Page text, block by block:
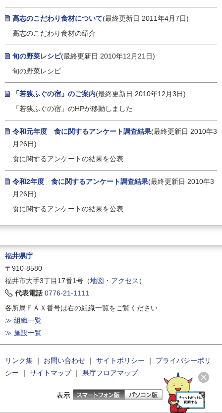
高志のこだわり食材について(最終更新日 2011年4月7日)
高志のこだわり食材の紹介
旬の野菜レシピ(最終更新日 2010年12月21日)
旬の野菜レシピ
「若狭ふぐの宿」のご案内(最終更新日 2010年12月3日)
「若狭ふぐの宿」のHPが移動しました
令和元年度 食に関するアンケート調査結果(最終更新日 2010年3
月26日)
食に関するアンケートの結果を公表
令和2年度 食に関するアンケート調査結果(最終更新日 2010年3
月26日)
食に関するアンケートの結果を公表
福井県庁
〒910-8580
福井市大手3丁目17番1号（地図・アクセス ）
代表電話 0776-21-1111
各所属ＦＡＸ番号は右の組織一覧をご覧ください
≫ 組織一覧
≫ 施設一覧
リンク集 ｜ お問い合わせ ｜ サイトポリシー ｜
プライバシーポリ
シー ｜ サイトマップ｜ 県庁フロアマップ
表示